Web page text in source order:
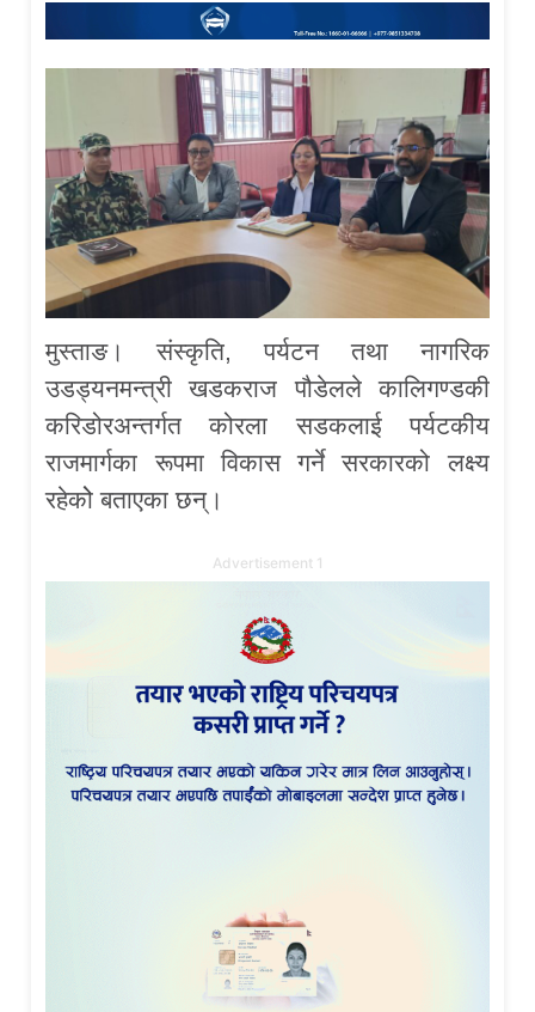
मुस्ताङ। संस्कृति, पर्यटन तथा नागरिक
उडड्यनमन्त्री खडकराज पौडेलले कालिगण्डकी
करिडोरअन्तर्गत कोरला सडकलाई पर्यटकीय
राजमार्गका रूपमा विकास गर्ने सरकारको लक्ष्य
रहेकोे बताएका छन्।
Advertisement 1